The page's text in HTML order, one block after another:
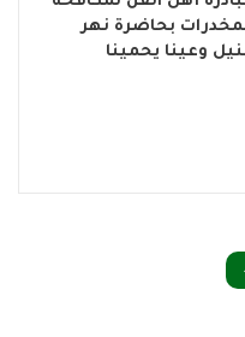
بحاضرة نهر
وعينا يحمينا